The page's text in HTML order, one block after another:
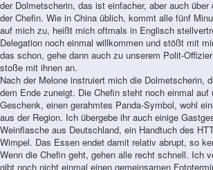
der Dolmetscherin, das ist einfacher, aber auch
der Chefin. Wie in China üblich, kommt alle fünf
auf mich zu, heißt mich oftmals in Englisch
Delegation noch einmal willkommen und stößt mit
das schon, gehe dann auch zu unserem Polit-
stoße mit ihnen an.
Nach der Melone instruiert mich die Dolmetscherin,
dem Ende zuneigt. Die Chefin steht noch einmal auf
Geschenk, einen gerahmtes Panda-Symbol, wohl
aus der Region. Ich übergebe ihr auch einige
Weinflasche aus Deutschland, ein Handtuch des
Wimpel. Das Essen endet damit relativ abrupt, so
Wenn die Chefin geht, gehen alle recht schnell. Ich
gibt noch nicht einmal einen gemeinsamen